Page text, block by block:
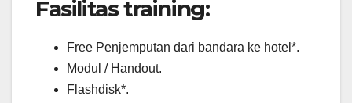
Fasilitas training:
Free Penjemputan dari bandara ke hotel*.
Modul / Handout.
Flashdisk*.